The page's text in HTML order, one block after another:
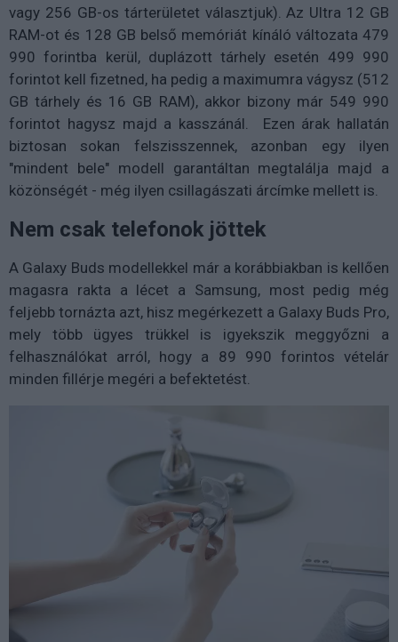
vagy 256 GB-os tárterületet választjuk). Az Ultra 12 GB
RAM-ot és 128 GB belső memóriát kínáló változata 479
990 forintba kerül, duplázott tárhely esetén 499 990
forintot kell fizetned, ha pedig a maximumra vágysz (512
GB tárhely és 16 GB RAM), akkor bizony már 549 990
forintot hagysz majd a kasszánál. Ezen árak hallatán
biztosan sokan felszisszennek, azonban egy ilyen
"mindent bele" modell garantáltan megtalálja majd a
közönségét - még ilyen csillagászati árcímke mellett is.
Nem csak telefonok jöttek
A Galaxy Buds modellekkel már a korábbiakban is kellően
magasra rakta a lécet a Samsung, most pedig még
feljebb tornázta azt, hisz megérkezett a Galaxy Buds Pro,
mely több ügyes trükkel is igyekszik meggyőzni a
felhasználókat arról, hogy a 89 990 forintos vételár
minden fillérje megéri a befektetést.